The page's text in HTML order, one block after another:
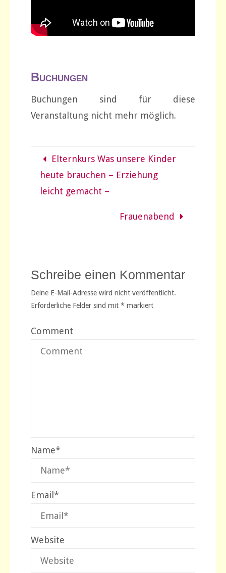
Buchungen
Buchungen sind für diese
Veranstaltung nicht mehr möglich.
Elternkurs Was unsere Kinder
heute brauchen – Erziehung
leicht gemacht –
Frauenabend
Schreibe einen Kommentar
Deine E-Mail-Adresse wird nicht veröffentlicht.
Erforderliche Felder sind mit *markiert
Comment
Name*
Email *
Website